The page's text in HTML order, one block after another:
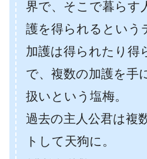
界で、そこで暮らす
護を得られるという
加護は得られたり得
で、複数の加護を手
扱いという塩梅。
過去の主人公君は複
トして天狗に。